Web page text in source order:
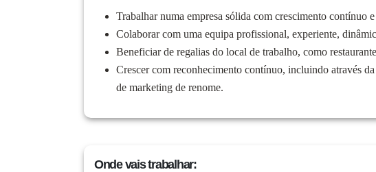
Trabalhar numa empresa sólida com crescimento contínuo
Colaborar com uma equipa profissional, experiente,
Beneficiar de regalias do local de trabalho, como
Crescer com reconhecimento contínuo, incluindo através
de marketing de renome.
Onde vais trabalhar: